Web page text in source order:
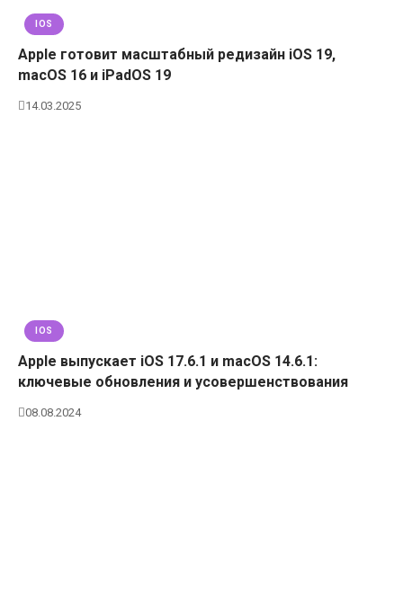
IOS
Apple готовит масштабный редизайн iOS 19,
macOS 16 и iPadOS 19
14.03.2025
IOS
Apple выпускает iOS 17.6.1 и macOS 14.6.1:
ключевые обновления и усовершенствования
08.08.2024